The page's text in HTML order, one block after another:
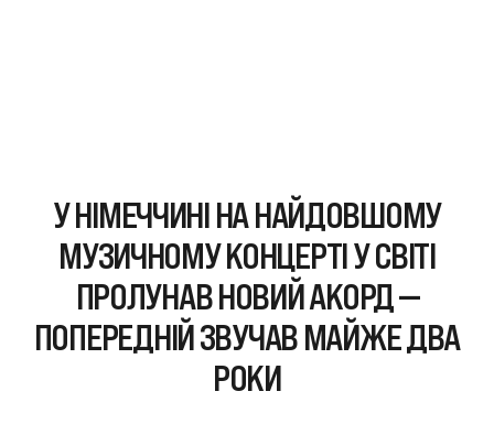
У НІМЕЧЧИНІ НА НАЙДОВШОМУ
МУЗИЧНОМУ КОНЦЕРТІ У СВІТІ
ПРОЛУНАВ НОВИЙ АКОРД —
ПОПЕРЕДНІЙ ЗВУЧАВ МАЙЖЕ ДВА
РОКИ